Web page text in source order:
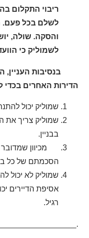
ריבוי התקלום
לשלם בכל פעם.
והסקה. שולה,
לשמוליק כי
בנסיבות העניין,
הדירות האחרים
שמוליק יכול
שמוליק צריך את
בבניין.
מכיוון
הסכמתם של כל
שמוליק לא יכול
אסיפת הדיירים
רגיל.